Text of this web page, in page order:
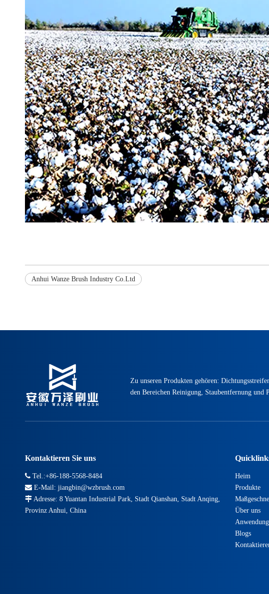
Anhui Wanze Brush Industry Co.Ltd
Zu unseren Produkten gehören:
den Bereichen Reinigung, Staubentfernung und
Kontaktieren Sie uns
 Tel.:+86-188-5568-8484
 E-Mail: jiangbin@wzbrush.com
 Adresse: 8 Yuantan Industrial Park, Stadt Qianshan, Stadt Anqing,
Provinz Anhui, China
Heim
Produkte
Über uns
Blogs